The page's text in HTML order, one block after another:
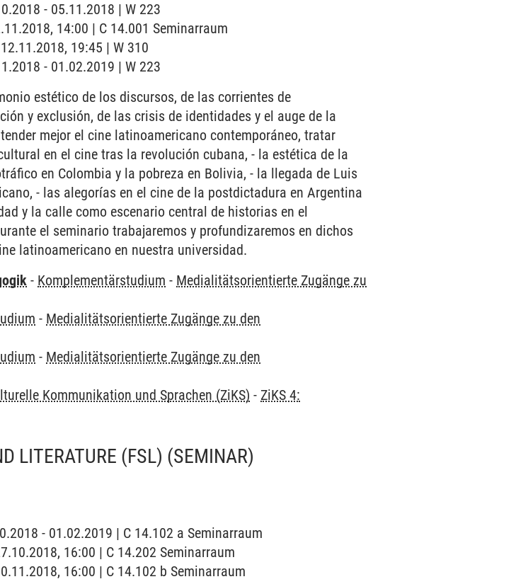
- 05.11.2018 | W 223
14:00 | C 14.001 Seminarraum
19:45 | W 310
- 01.02.2019 | W 223
estético de los discursos, de las corrientes de
y exclusión, de las crisis de identidades y el auge de la
mejor el cine latinoamericano contemporáneo, tratar
en el cine tras la revolución cubana, - la estética de la
en Colombia y la pobreza en Bolivia, - la llegada de Luis
- las alegorías en el cine de la postdictadura en Argentina
y la calle como escenario central de historias en el
el seminario trabajaremos y profundizaremos en dichos
latinoamericano en nuestra universidad.
- Komplementärstudium - Medialitätsorientierte Zugänge zu
- Medialitätsorientierte Zugänge zu den
- Medialitätsorientierte Zugänge zu den
Kommunikation und Sprachen (ZiKS) - ZiKS 4:
LITERATURE (FSL) (SEMINAR)
- 01.02.2019 | C 14.102 a Seminarraum
16:00 | C 14.202 Seminarraum
16:00 | C 14.102 b Seminarraum